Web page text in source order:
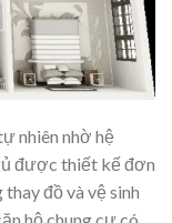
nhiên nhờ hệ
được thiết kế đơn
đồ và vệ sinh